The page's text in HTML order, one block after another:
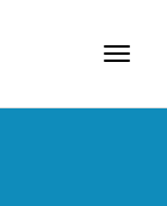
Toggle